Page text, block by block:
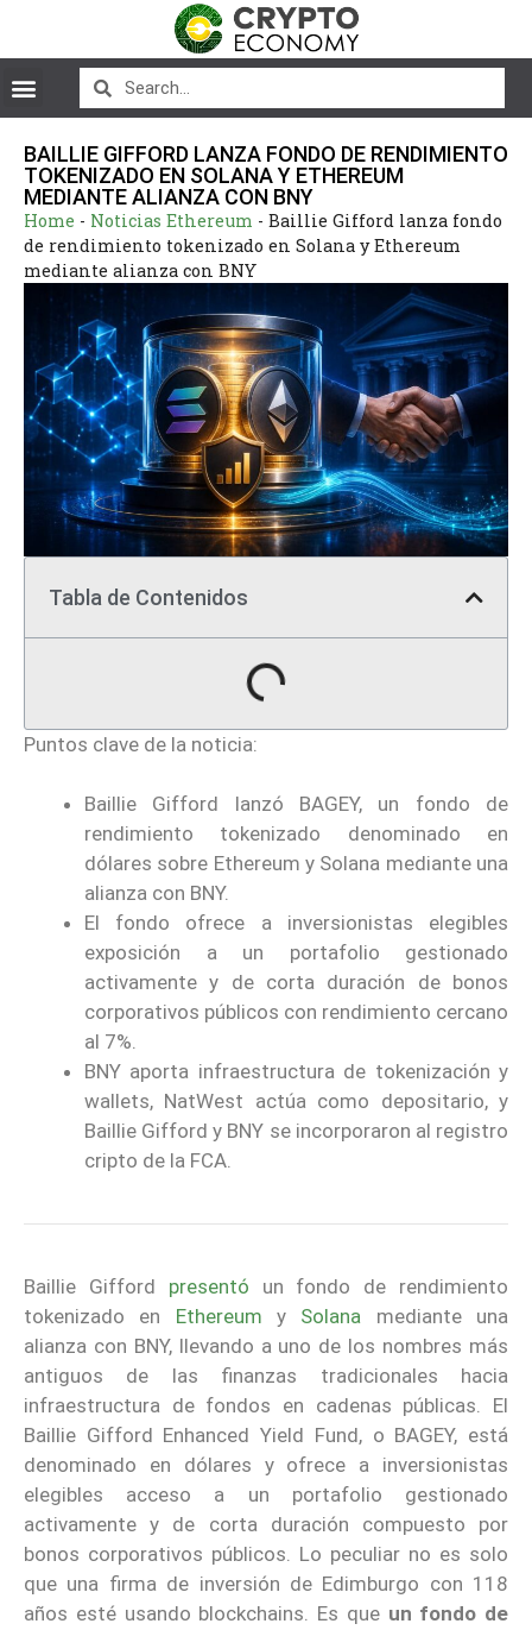
BAILLIE GIFFORD LANZA FONDO DE RENDIMIENTO
TOKENIZADO EN SOLANA Y ETHEREUM
MEDIANTE ALIANZA CON BNY
Home - Noticias Ethereum - Baillie Gifford lanza fondo
de rendimiento tokenizado en Solana y Ethereum
mediante alianza con BNY
Tabla de Contenidos
Puntos clave de la noticia:
Baillie Gifford lanzó BAGEY, un fondo de
rendimiento tokenizado denominado en
dólares sobre Ethereum y Solana mediante una
alianza con BNY.
El fondo ofrece a inversionistas elegibles
exposición a un portafolio gestionado
activamente y de corta duración de bonos
corporativos públicos con rendimiento cercano
al 7%.
BNY aporta infraestructura de tokenización y
wallets, NatWest actúa como depositario, y
Baillie Gifford y BNY se incorporaron al registro
cripto de la FCA.
Baillie Gifford presentó un fondo de rendimiento
tokenizado en Ethereum y Solana mediante una
alianza con BNY, llevando a uno de los nombres más
antiguos de las finanzas tradicionales hacia
infraestructura de fondos en cadenas públicas. El
Baillie Gifford Enhanced Yield Fund, o BAGEY, está
denominado en dólares y ofrece a inversionistas
elegibles acceso a un portafolio gestionado
activamente y de corta duración compuesto por
bonos corporativos públicos. Lo peculiar no es solo
que una firma de inversión de Edimburgo con 118
años esté usando blockchains. Es que un fondo de